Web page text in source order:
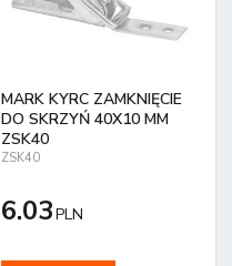
MARK KYRC ZAMKNIĘCIE
DO SKRZYŃ 40X10 MM
ZSK40
ZSK40
6.03PLN